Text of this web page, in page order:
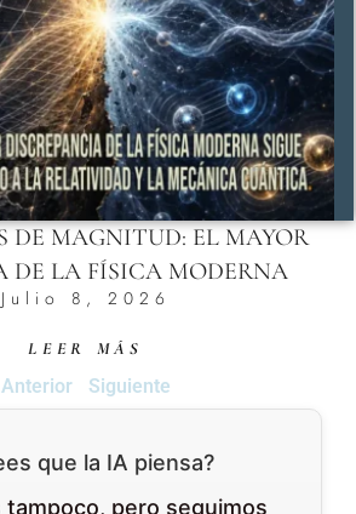
DE MAGNITUD: EL MAYOR
DE LA FÍSICA MODERNA
Julio 8, 2026
LEER MÁS
Anterior Siguiente
que la IA piensa?
tampoco, pero seguimos